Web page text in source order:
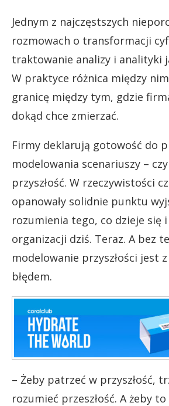
Jednym z najczęstszych
rozmowach o transformacji
traktowanie analizy i analityki
W praktyce różnica między
granicę między tym, gdzie
dokąd chce zmierzać.
Firmy deklarują gotowość do
modelowania scenariuszy –
przyszłość. W rzeczywistości
opanowały solidnie punktu
rozumienia tego, co dzieje się
organizacji dziś. Teraz. A bez
modelowanie przyszłości jest
błędem.
– Żeby patrzeć w przyszłość,
rozumieć przeszłość. A żeby